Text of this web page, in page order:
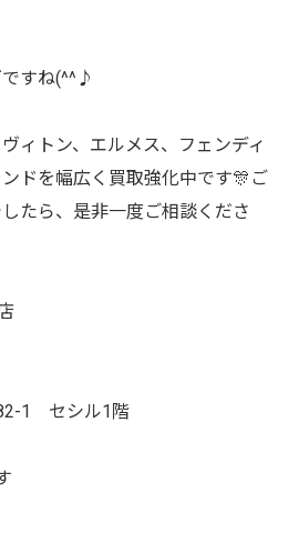
すね(^^♪
ィトン、エルメス、フェンディ
ドを幅広く買取強化中です🎊ご
たら、是非一度ご相談くださ
1 セシル1階